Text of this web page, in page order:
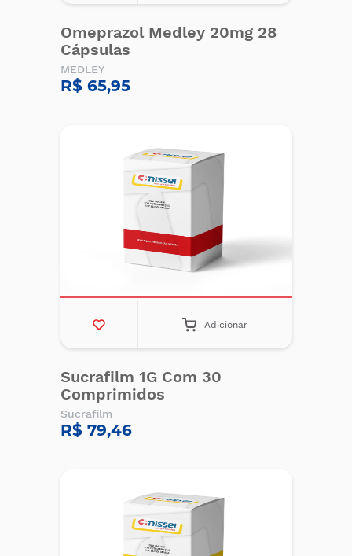
Omeprazol Medley 20mg 28
Cápsulas
MEDLEY
R$ 65,95
Adicionar
Sucrafilm 1G Com 30
Comprimidos
Sucrafilm
R$ 79,46